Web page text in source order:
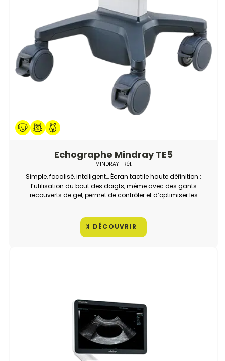
Echographe Mindray TE5
MINDRAY| Réf.
Simple, focalisé, intelligent… Écran tactile haute définition :
l’utilisation du bout des doigts, même avec des gants
recouverts de gel, permet de contrôler et d’optimiser les
DÉCOUVRIR